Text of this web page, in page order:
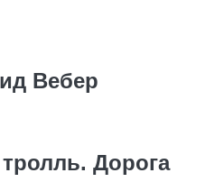
Вебер
Дорога